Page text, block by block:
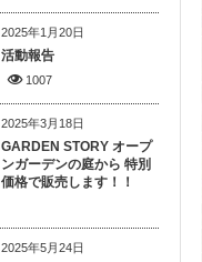
2025年1月20日
活動報告
1007
2025年3月18日
GARDEN STORY オープ
ンガーデンの庭から 特別
価格で販売します！！
2025年5月24日